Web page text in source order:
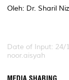
Oleh: Dr. Sharil
Date of Input: 24/
noor.aisyah